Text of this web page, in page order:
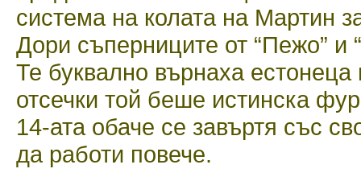
система на колата на Мартин
Дори съперниците от “Пежо” и
Те буквално върнаха
отсечки той беше истинска
14-ата обаче се завъртя със
да работи повече.